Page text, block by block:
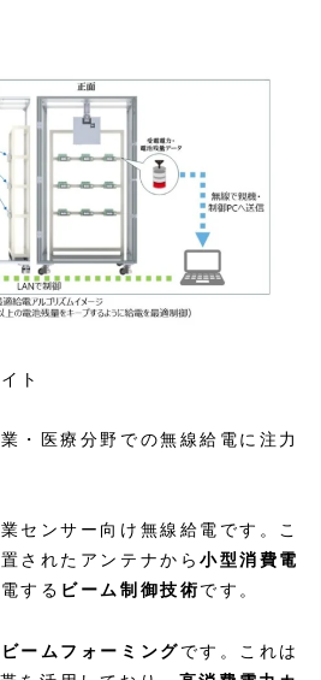
ト
・医療分野での無線給電に注力
センサー向け無線給電です。こ
されたアンテナから小型消費電
する ビーム制御技術です。
ームフォーミングです。これは